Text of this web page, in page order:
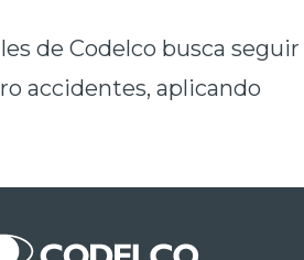
de Codelco busca seguir
accidentes, aplicando